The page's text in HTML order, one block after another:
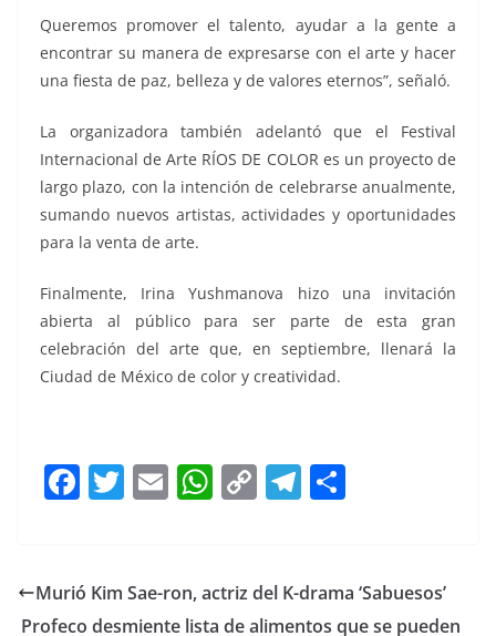
Queremos promover el talento, ayudar a la gente a
encontrar su manera de expresarse con el arte y hacer
una fiesta de paz, belleza y de valores eternos”, señaló.
La organizadora también adelantó que el Festival
Internacional de Arte RÍOS DE COLOR es un proyecto de
largo plazo, con la intención de celebrarse anualmente,
sumando nuevos artistas, actividades y oportunidades
para la venta de arte.
Finalmente, Irina Yushmanova hizo una invitación
abierta al público para ser parte de esta gran
celebración del arte que, en septiembre, llenará la
Ciudad de México de color y creatividad.
F
e
b
T
er
E
l
W
s
A
C
y
Li
T
gr
a
e
Murió Kim Sae-ron, actriz del K-drama ‘Sabuesos’
Profeco desmiente lista de alimentos que se pueden